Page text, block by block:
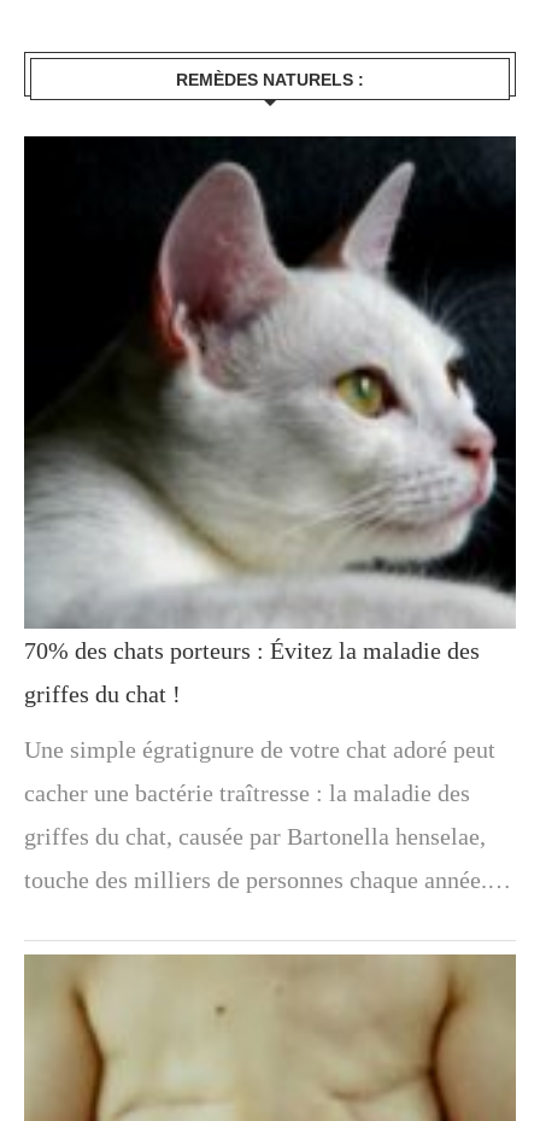
REMÈDES NATURELS :
70% des chats porteurs : Évitez la maladie des
griffes du chat !
Une simple égratignure de votre chat adoré peut
cacher une bactérie traîtresse : la maladie des
griffes du chat, causée par Bartonella henselae,
touche des milliers de personnes chaque année.…